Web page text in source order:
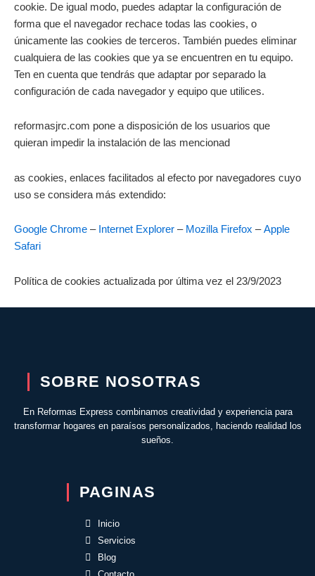
cookie. De igual modo, puedes adaptar la configuración de
forma que el navegador rechace todas las cookies, o
únicamente las cookies de terceros. También puedes eliminar
cualquiera de las cookies que ya se encuentren en tu equipo.
Ten en cuenta que tendrás que adaptar por separado la
configuración de cada navegador y equipo que utilices.
reformasjrc.com pone a disposición de los usuarios que
quieran impedir la instalación de las mencionad
as cookies, enlaces facilitados al efecto por navegadores cuyo
uso se considera más extendido:
Google Chrome – Internet Explorer – Mozilla Firefox –Apple
Safari
Política de cookies actualizada por última vez el 23/9/2023
SOBRE NOSOTRAS
En Reformas Express combinamos creatividad y experiencia para
transformar hogares en paraísos personalizados, haciendo realidad los
sueños.
PAGINAS
Inicio
Servicios
Blog